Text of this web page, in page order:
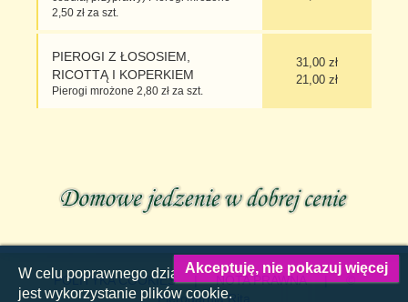
W celu poprawnego działania tej strony WWW konieczne
jest wykorzystanie plików cookie.
Akceptuję, nie pokazuj więcej
2,50 zł za szt.
PIEROGI Z ŁOSOSIEM,
RICOTTĄ I KOPERKIEM
Pierogi mrożone 2,80 zł za szt.
31,00 zł
21,00 zł
POLITYKA COOKIES|NOTA PRAWNA| ©
Pierogarnia Rita